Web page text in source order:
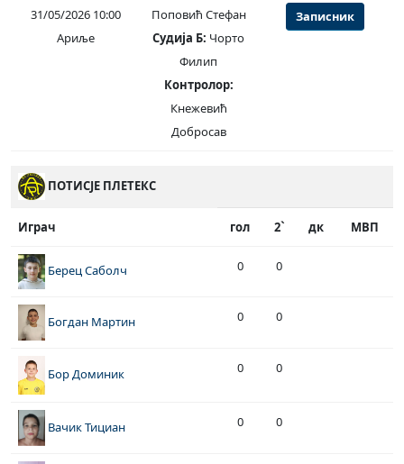
31/05/2026 10:00
Ариље
Поповић Стефан
Судија Б: Чорто
Филип
Контролор:
Кнежевић
Добросав
Записник
ПОТИСЈЕ ПЛЕТЕКС
Играч гол 2` дк МВП
Берец Саболч 0 0
Богдан Мартин 0 0
Бор Доминик 0 0
Вачик Тициан 0 0